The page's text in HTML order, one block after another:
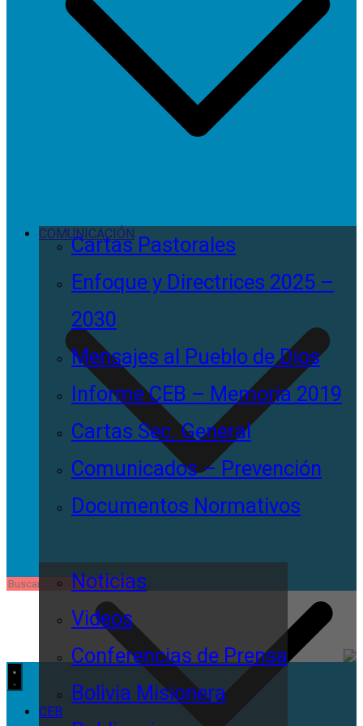
Cartas Pastorales
Enfoque y Directrices 2025 –
2030
Mensajes al Pueblo de Dios
Informe CEB – Memoria 2019
Cartas Sec. General
Comunicados – Prevención
Documentos Normativos
COMUNICACIÓN
Noticias
Videos
Conferencias de Prensa
Bolivia Misionera
CEB